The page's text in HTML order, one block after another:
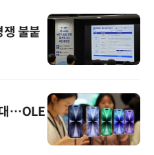
불붙
대…OLE